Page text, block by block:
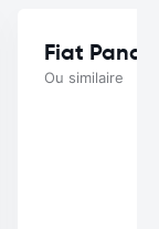
Fiat Panda
Ou similaire